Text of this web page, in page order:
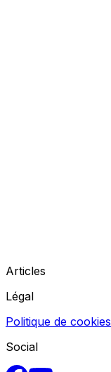
Articles
Légal
Politique de cookies
Social